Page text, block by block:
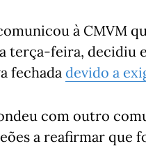
à CMVM
terça-feira, decidiu
fechada devido a
com outro
a reafirmar que